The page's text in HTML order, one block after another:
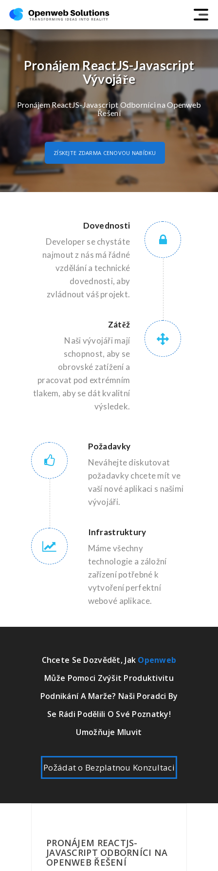
Pronájem ReactJS-Javascript
Vývojáře
Pronájem ReactJS-Javascript Odborníci na Openweb
Řešení
ZÍSKEJTE ZDARMA CENOVOU NABÍDKU
Dovednosti
Developer se chystáte
najmout z nás má řádné
vzdělání a technické
dovednosti, aby
zvládnout váš projekt.
Zátěž
Naši vývojáři mají
schopnost, aby se
obrovské zatížení a
pracovat pod extrémním
tlakem, aby se dát kvalitní
výsledek.
Požadavky
Neváhejte diskutovat
požadavky chcete mít ve
vaší nové aplikaci s našimi
vývojáři.
Infrastruktury
Máme všechny
technologie a záložní
zařízení potřebné k
vytvoření perfektní
webové aplikace.
Chcete Se Dozvědět, Jak Openweb
Může Pomoci Zvýšit Produktivitu
Podnikání A Marže? Naši Poradci By
Se Rádi Podělili O Své Poznatky!
Umožňuje Mluvit
Požádat o Bezplatnou Konzultaci
PRONÁJEM REACTJS-
JAVASCRIPT ODBORNÍCI NA
OPENWEB ŘEŠENÍ